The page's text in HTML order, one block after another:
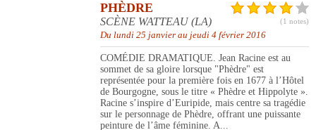
(1 notes)
PHÈDRE
SCÈNE WATTEAU (LA)
Du lundi 25 janvier au jeudi 4 février 2016
COMÉDIE DRAMATIQUE. Jean Racine est au
sommet de sa gloire lorsque "Phèdre" est
représentée pour la première fois en 1677 à l’Hôtel
de Bourgogne, sous le titre « Phèdre et Hippolyte ».
Racine s’inspire d’Euripide, mais centre sa tragédie
sur le personnage de Phèdre, offrant une puissante
peinture de l’âme féminine. A...